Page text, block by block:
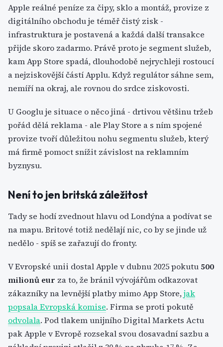
Apple reálné peníze za čipy, sklo a montáž, provize z
digitálního obchodu je téměř čistý zisk -
infrastruktura je postavená a každá další transakce
přijde skoro zadarmo. Právě proto je segment služeb,
kam App Store spadá, dlouhodobě nejrychleji rostoucí
a nejziskovější částí Applu. Když regulátor sáhne sem,
nemíří na okraj, ale rovnou do srdce ziskovosti.
U Googlu je situace o něco jiná - drtivou většinu tržeb
pořád dělá reklama - ale Play Store a s ním spojené
provize tvoří důležitou nohu segmentu služeb, který
má firmě pomoct snížit závislost na reklamním
byznysu.
Není to jen britská záležitost
Tady se hodí zvednout hlavu od Londýna a podívat se
na mapu. Britové totiž nedělají nic, co by se jinde už
nedělo - spíš se zařazují do fronty.
V Evropské unii dostal Apple v dubnu 2025 pokutu 500
milionů eur za to, že bránil vývojářům odkazovat
zákazníky na levnější platby mimo App Store,jak
popsala Evropská komise. Firma se proti pokutě
odvolala. Pod tlakem unijního Digital Markets Actu
pak Apple v Evropě rozsekal svou dosavadní sazbu a